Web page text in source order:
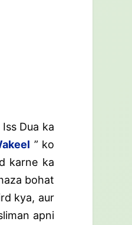
Dua ka
” ko
karne ka
bohat
kya, aur
apni